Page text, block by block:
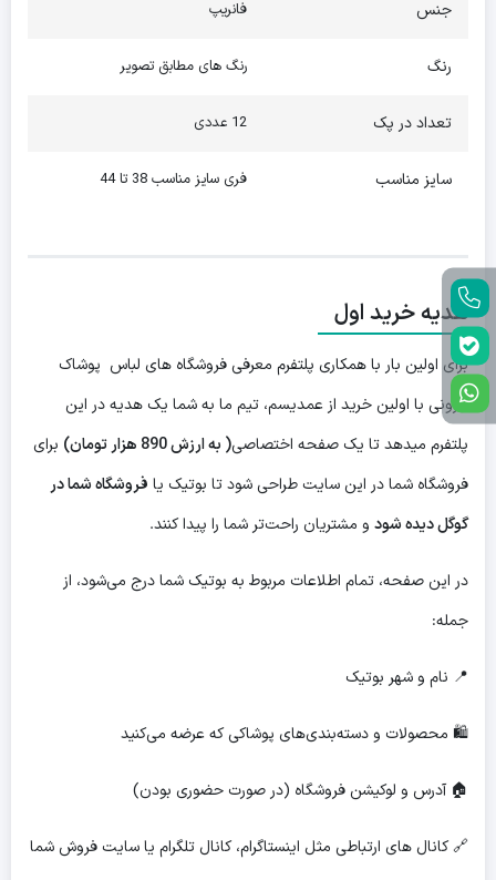
جنس فانریپ
رنگ رنگ های مطابق تصویر
تعداد در پک 12 عددی
سایز مناسب فری سایز مناسب 38 تا 44
هدیه خرید اول
برای اولین بار با همکاری پلتفرم معرفی فروشگاه های لباس پوشاک
ایرونی با اولین خرید از عمدیسم، تیم ما به شما یک هدیه در این
پلتفرم میدهد تا یک صفحه اختصاصی( به ارزش 890 هزار تومان)
برای
فروشگاه شما در این سایت طراحی شود تا بوتیک یا فروشگاه شما در
گوگل دیده شود و مشتریان راحت‌تر شما را پیدا کنند.
در این صفحه، تمام اطلاعات مربوط به بوتیک شما درج می‌شود، از
جمله:
📍 نام و شهر بوتیک
🛍 محصولات و دسته‌بندی‌های پوشاکی که عرضه می‌کنید
🏠 آدرس و لوکیشن فروشگاه (در صورت حضوری بودن)
🔗 کانال های ارتباطی مثل اینستاگرام، کانال تلگرام یا سایت فروش شما